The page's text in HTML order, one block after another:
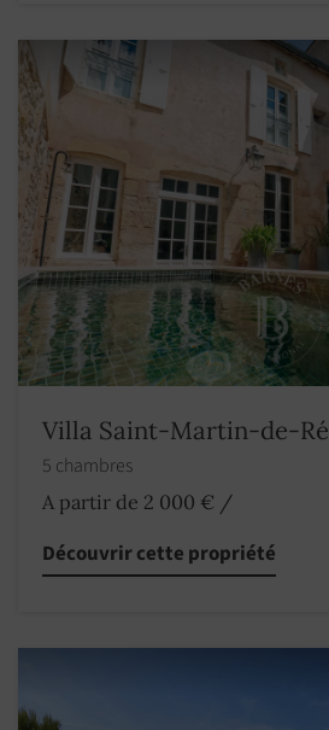
Villa Saint-Martin-de-Ré
5 chambres
A partir de 2 000 € /
Découvrir cette propriété